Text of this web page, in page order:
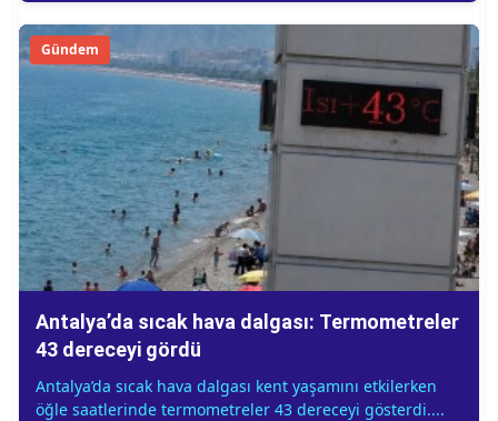
Gündem
Antalya’da sıcak hava dalgası: Termometreler
43 dereceyi gördü
Antalya’da sıcak hava dalgası kent yaşamını etkilerken
öğle saatlerinde termometreler 43 dereceyi gösterdi....